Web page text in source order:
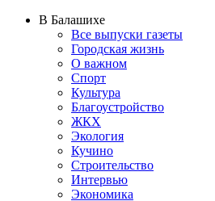
В Балашихе
Все выпуски газеты
Городская жизнь
О важном
Спорт
Культура
Благоустройство
ЖКХ
Экология
Кучино
Строительство
Интервью
Экономика